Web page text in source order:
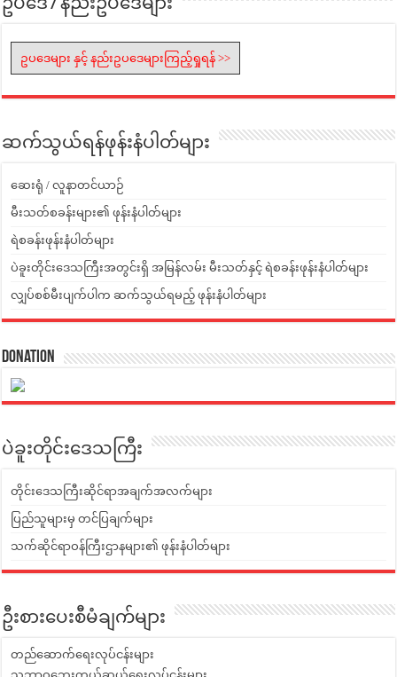
ဥပဒေ / နည်းဥပဒေများ
ဥပဒေများ နှင့် နည်းဥပဒေများကြည့်ရှုရန် >>
ဆက်သွယ်ရန်ဖုန်းနံပါတ်များ
ဆေးရုံ / လူနာတင်ယာဉ်
မီးသတ်စခန်းများ၏ ဖုန်းနံပါတ်များ
ရဲစခန်းဖုန်းနံပါတ်များ
ပဲခူးတိုင်းဒေသကြီးအတွင်းရှိ အမြန်လမ်း မီးသတ်နှင့် ရဲစခန်းဖုန်းနံပါတ်များ
လျှပ်စစ်မီးပျက်ပါက ဆက်သွယ်ရမည့် ဖုန်းနံပါတ်များ
Donation
ပဲခူးတိုင်းဒေသကြီး
တိုင်းဒေသကြီးဆိုင်ရာအချက်အလက်များ
ပြည်သူများမှ တင်ပြချက်များ
သက်ဆိုင်ရာဝန်ကြီးဌာနများ၏ ဖုန်းနံပါတ်များ
ဦးစားပေးစီမံချက်များ
တည်ဆောက်ရေးလုပ်ငန်းများ